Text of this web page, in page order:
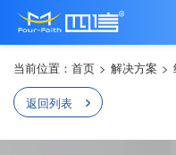
当前位置： 首页 > 解决方案 >
返回列表